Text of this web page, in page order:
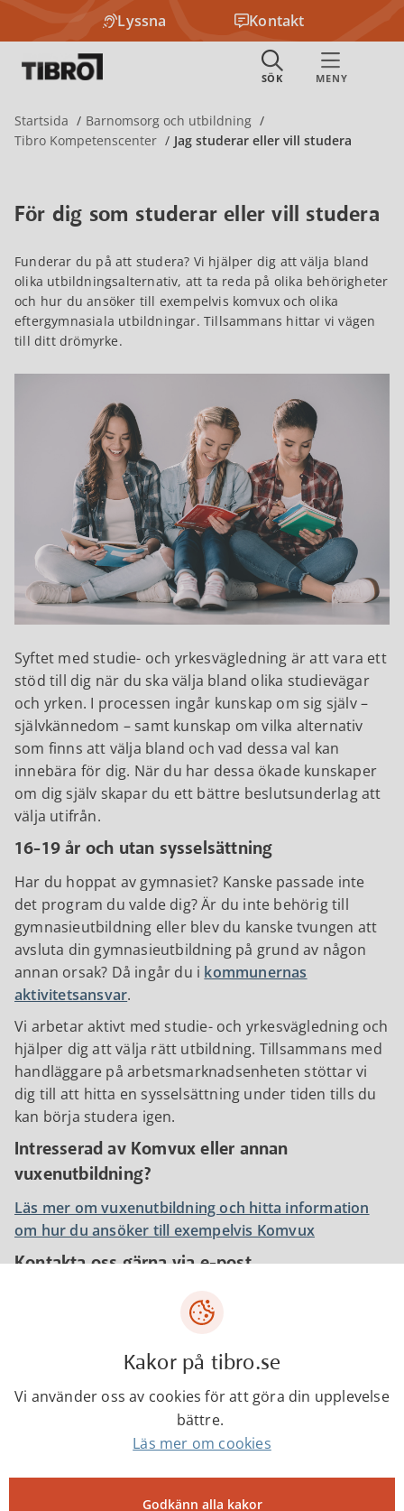
Lyssna Kontakt
Startsida
Barnomsorg och utbildning
Tibro Kompetenscenter
Jag studerar eller vill studera
För dig som studerar eller vill studera
Funderar du på att studera? Vi hjälper dig att välja bland
olika utbildningsalternativ, att ta reda på olika behörigheter
och hur du ansöker till exempelvis komvux och olika
eftergymnasiala utbildningar. Tillsammans hittar vi vägen
till ditt drömyrke.
Syftet med studie- och yrkesvägledning är att vara ett
stöd till dig när du ska välja bland olika studievägar
och yrken. I processen ingår kunskap om sig själv –
självkännedom – samt kunskap om vilka alternativ
som finns att välja bland och vad dessa val kan
innebära för dig. När du har dessa ökade kunskaper
om dig själv skapar du ett bättre beslutsunderlag att
välja utifrån.
16-19 år och utan sysselsättning
Har du hoppat av gymnasiet? Kanske passade inte
det program du valde dig? Är du inte behörig till
gymnasieutbildning eller blev du kanske tvungen att
avsluta din gymnasieutbildning på grund av någon
annan orsak? Då ingår du i kommunernas
aktivitetsansvar.
Vi arbetar aktivt med studie- och yrkesvägledning och
hjälper dig att välja rätt utbildning. Tillsammans med
handläggare på arbetsmarknadsenheten stöttar vi
dig till att hitta en sysselsättning under tiden tills du
kan börja studera igen.
Intresserad av Komvux eller annan
vuxenutbildning?
Läs mer om vuxenutbildning och hitta information
om hur du ansöker till exempelvis Komvux
Kontakta oss gärna via e-post
Maila din fråga till oss så stämmer vi av tillsammans
med dig om studie- och yrkesvägledningen fortsätter
Vi har en gemensam funktionsbrevlåda dit du
välkommen att maila, se kontaktinformationen här
Kakor på tibro.se
Vi använder oss av cookies för att göra din upplevelse
bättre.
Läs mer om cookies
Godkänn alla kakor